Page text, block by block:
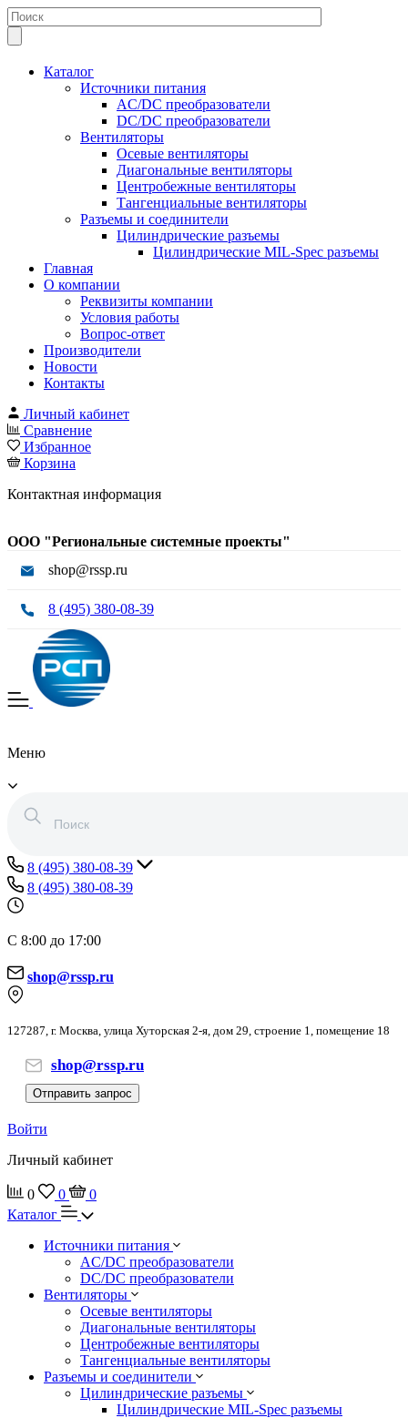
Каталог
Источники питания
AC/DC преобразователи
DC/DC преобразователи
Вентиляторы
Осевые вентиляторы
Диагональные вентиляторы
Центробежные вентиляторы
Тангенциальные вентиляторы
Разъемы и соединители
Цилиндрические разъемы
Цилиндрические MIL-Spec разъемы
Главная
О компании
Реквизиты компании
Условия работы
Вопрос-ответ
Производители
Новости
Контакты
Личный кабинет
Сравнение
Избранное
Корзина
Контактная информация
ООО "Региональные системные проекты"
shop@rssp.ru
8 (495) 380-08-39
Меню
8 (495) 380-08-39
8 (495) 380-08-39
С 8:00 до 17:00
shop@rssp.ru
127287, г. Москва, улица Хуторская 2-я, дом 29, строение 1, помещение 18
shop@rssp.ru
Отправить запрос
Войти
Личный кабинет
0 0
0
Каталог
Источники питания
AC/DC преобразователи
DC/DC преобразователи
Вентиляторы
Осевые вентиляторы
Диагональные вентиляторы
Центробежные вентиляторы
Тангенциальные вентиляторы
Разъемы и соединители
Цилиндрические разъемы
Цилиндрические MIL-Spec разъемы